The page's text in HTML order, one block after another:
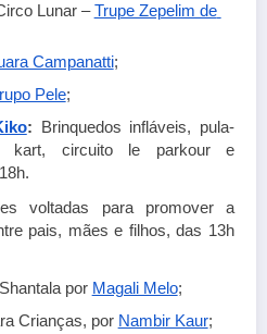
Lunar – Trupe Zepelim de
Campanatti;
Pele;
:
Brinquedos infláveis, pula-
kart, circuito le parkour e
voltadas para promover a
pais, mães e filhos, das 13h
por Magali Melo;
Crianças, por Nambir Kaur;